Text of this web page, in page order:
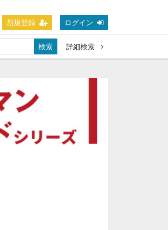
新規登録 ログイン
検索 詳細検索